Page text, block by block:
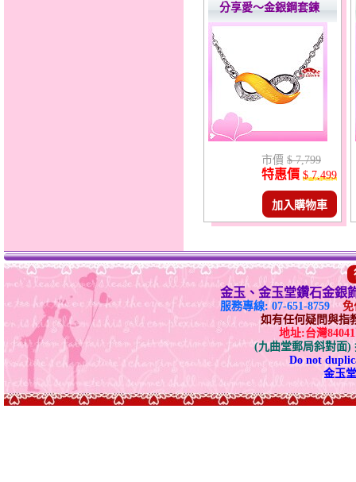
分享愛～金銀鋼套鍊
市價 $ 7,799
特惠價 $ 7,499
加入購物車
金玉、金玉堂鑽石金銀
服務專線: 07-651-8759
免
如有任何疑問與指
地址:台灣
(九曲堂郵局斜對面)
Do not
金玉